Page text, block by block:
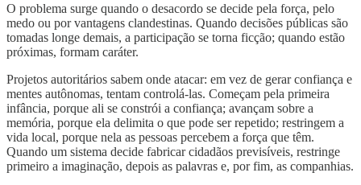
O problema surge quando o desacordo se decide pela força, pelo
medo ou por vantagens clandestinas. Quando decisões públicas são
tomadas longe demais, a participação se torna ficção; quando estão
próximas, formam caráter.
Projetos autoritários sabem onde atacar: em vez de gerar confiança e
mentes autônomas, tentam controlá-las. Começam pela primeira
infância, porque ali se constrói a confiança; avançam sobre a
memória, porque ela delimita o que pode ser repetido; restringem a
vida local, porque nela as pessoas percebem a força que têm.
Quando um sistema decide fabricar cidadãos previsíveis, restringe
primeiro a imaginação, depois as palavras e, por fim, as companhias.